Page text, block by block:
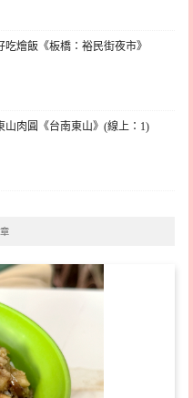
吃燴飯《板橋：裕民街夜市》
山肉圓《台南東山》(線上：1)